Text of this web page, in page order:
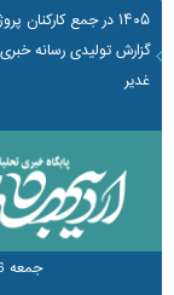
۱۴۰۵ در جمع کارکنان پروژه فولاد سازی
گزارش تولیدی رسانه خبری
غدیر
جمعه 16 مرداد 1405